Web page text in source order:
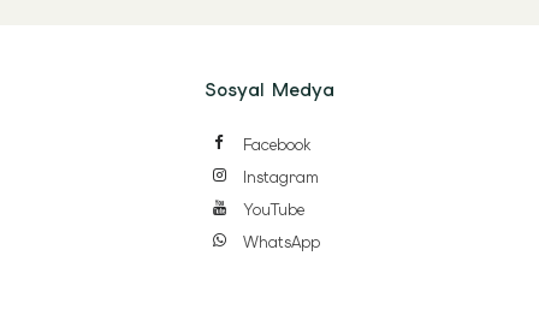
Sosyal Medya
Facebook
Instagram
YouTube
WhatsApp